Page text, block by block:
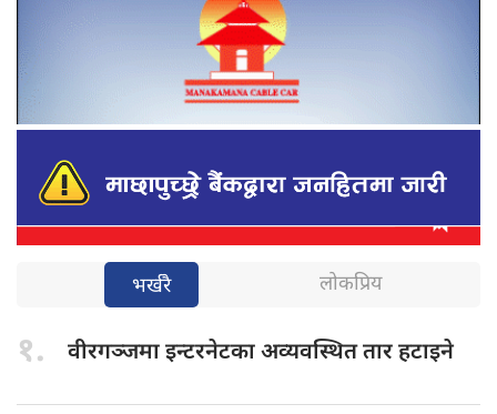
भर्खरै लोकप्रिय
१. वीरगञ्जमा इन्टरनेटकाअव्यवस्थित तार हटाइने